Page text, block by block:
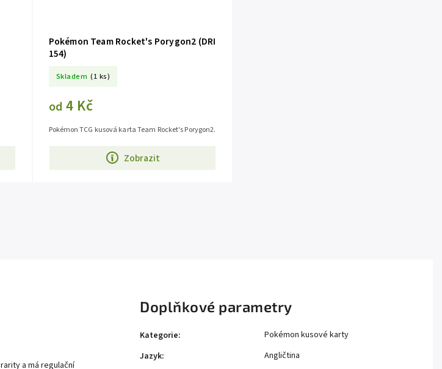
Pokémon Team Rocket's Porygon2 (DRI
154)
Skladem (1 ks)
od 4 Kč
Zobrazit
Pokémon TCG kusová karta Team Rocket's Porygon2.
rarity a má regulační
Doplňkové parametry
Kategorie:
Pokémon kusové karty
Jazyk:
Angličtina